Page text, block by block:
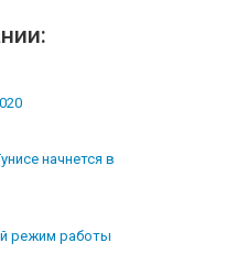
начнется в
режим работы